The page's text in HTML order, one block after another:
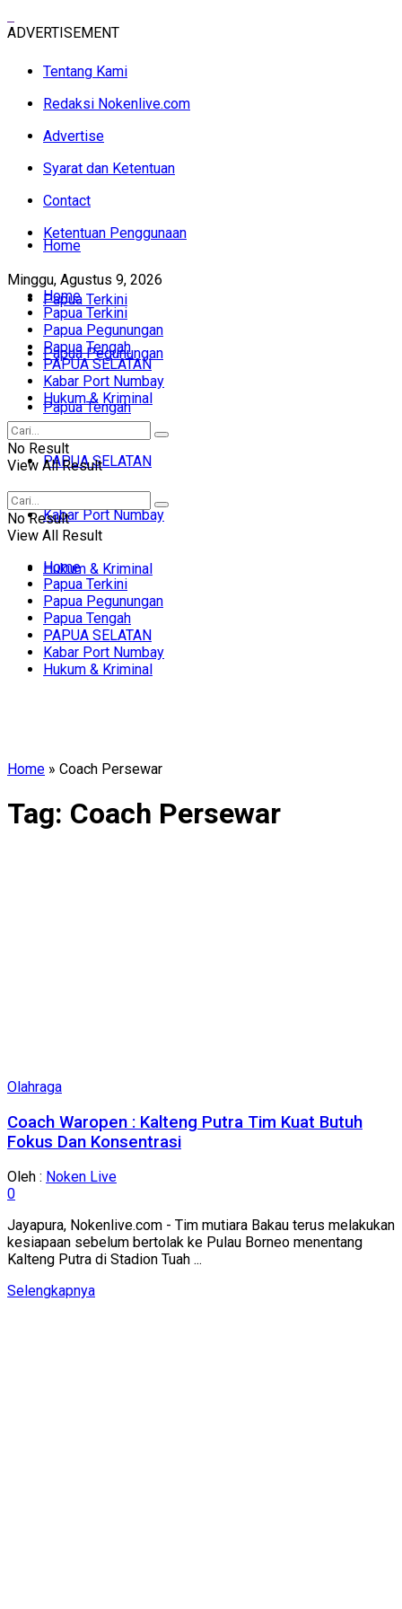
ADVERTISEMENT
Tentang Kami
Redaksi Nokenlive.com
Advertise
Syarat dan Ketentuan
Contact
Ketentuan Penggunaan
Minggu, Agustus 9, 2026
Home
Papua Terkini
Papua Pegunungan
Papua Tengah
PAPUA SELATAN
Kabar Port Numbay
Hukum & Kriminal
Home
Papua Terkini
Papua Pegunungan
Papua Tengah
PAPUA SELATAN
Kabar Port Numbay
Hukum & Kriminal
No Result
View All Result
No Result
View All Result
Home
Papua Terkini
Papua Pegunungan
Papua Tengah
PAPUA SELATAN
Kabar Port Numbay
Hukum & Kriminal
Home » Coach Persewar
Tag: Coach Persewar
Olahraga
Coach Waropen : Kalteng Putra Tim Kuat Butuh
Fokus Dan Konsentrasi
Oleh : Noken Live
0
Jayapura, Nokenlive.com - Tim mutiara Bakau terus melakukan
kesiapaan sebelum bertolak ke Pulau Borneo menentang
Kalteng Putra di Stadion Tuah ...
SelengkapnyaDetails